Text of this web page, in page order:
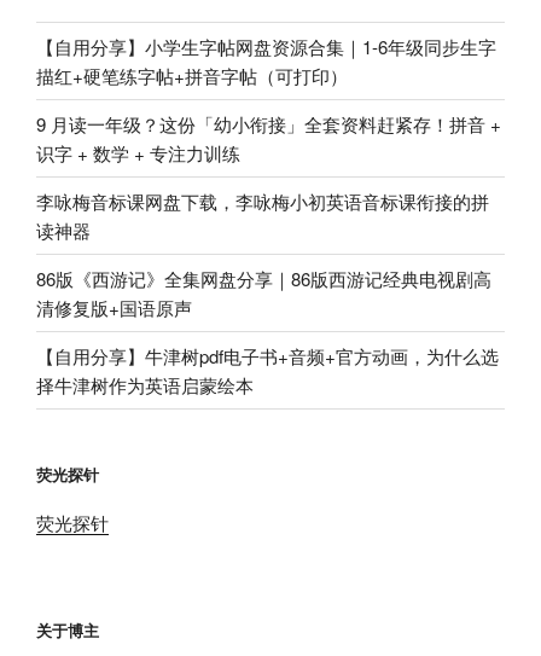
【自用分享】小学生字帖网盘资源合集｜1-6年级同步生字
描红+硬笔练字帖+拼音字帖（可打印）
9 月读一年级？这份「幼小衔接」全套资料赶紧存！拼音 +
识字 + 数学 + 专注力训练
李咏梅音标课网盘下载，李咏梅小初英语音标课衔接的拼
读神器
86版《西游记》全集网盘分享｜86版西游记经典电视剧高
清修复版+国语原声
【自用分享】牛津树pdf电子书+音频+官方动画，为什么选
择牛津树作为英语启蒙绘本
荧光探针
荧光探针
关于博主